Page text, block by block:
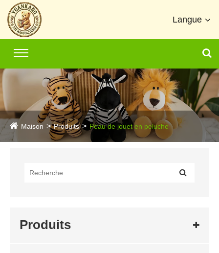
Langue
Maison Produits Peau de jouet en peluche
Produits